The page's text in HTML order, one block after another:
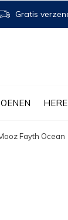
Gratis
Fayth Ocean